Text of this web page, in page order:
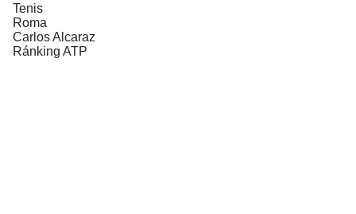
Tenis
Roma
Carlos Alcaraz
Ránking ATP